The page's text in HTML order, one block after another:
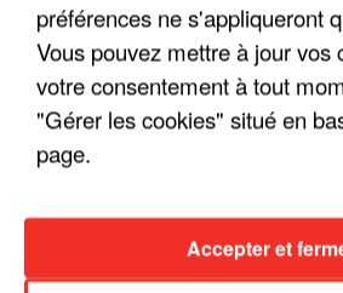
"ON A TOUS LE
"ON N'EST PAS
préférences ne s'appliqueront
Vous pouvez mettre à jour vos
votre consentement à tout
"Gérer les cookies" situé en
page.
Accepter et